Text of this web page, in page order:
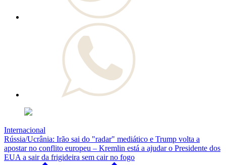
Internacional
Rússia/Ucrânia: Irão sai do "radar" mediático e Trump volta a
apostar no conflito europeu – Kremlin está a ajudar o Presidente dos
EUA a sair da frigideira sem cair no fogo